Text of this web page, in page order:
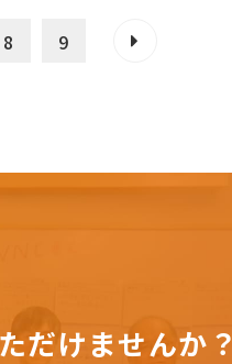
8 9
だけませんか？